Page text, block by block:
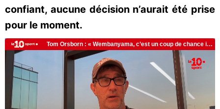
confiant, aucune décision n’aurait été prise
pour le moment.